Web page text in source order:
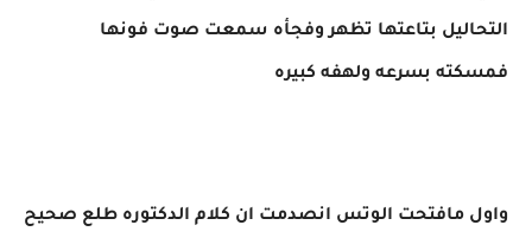
التحاليل بتاعتها تظهر وفجأه سمعت صوت فونها
فمسكته بسرعه ولهفه كبيره
واول مافتحت الوتس انصدمت ان كلام الدكتوره طلع صحيح